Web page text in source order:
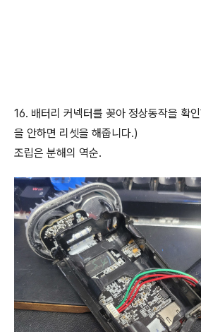
16. 배터리 커넥터를 꽂아 정상동작을 확
을 안하면 리셋을 해줍니다.)
조립은 분해의 역순.